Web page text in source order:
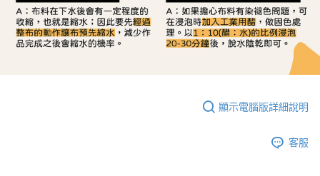
顯示電腦版詳細說明
客服